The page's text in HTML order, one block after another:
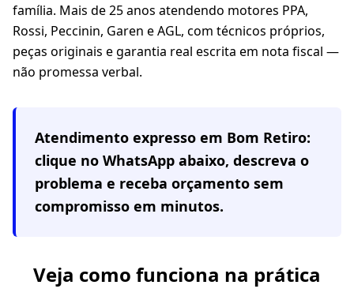
família. Mais de 25 anos atendendo motores PPA,
Rossi, Peccinin, Garen e AGL, com técnicos próprios,
peças originais e garantia real escrita em nota fiscal —
não promessa verbal.
Atendimento expresso em Bom Retiro:
clique no WhatsApp abaixo, descreva o
problema e receba orçamento sem
compromisso em minutos.
Veja como funciona na prática